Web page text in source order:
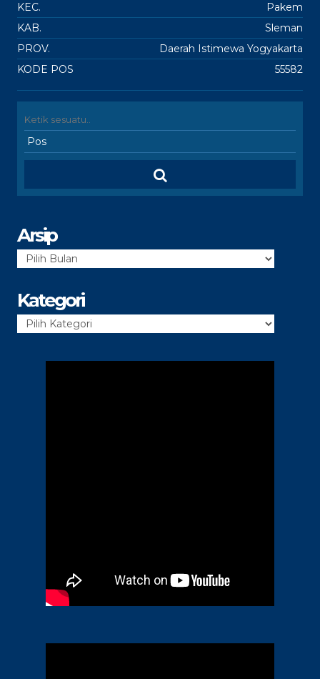
KEC.
Pakem
KAB.
Sleman
PROV.
Daerah Istimewa Yogyakarta
KODE POS
55582
Arsip
Arsip
Kategori
Kategori